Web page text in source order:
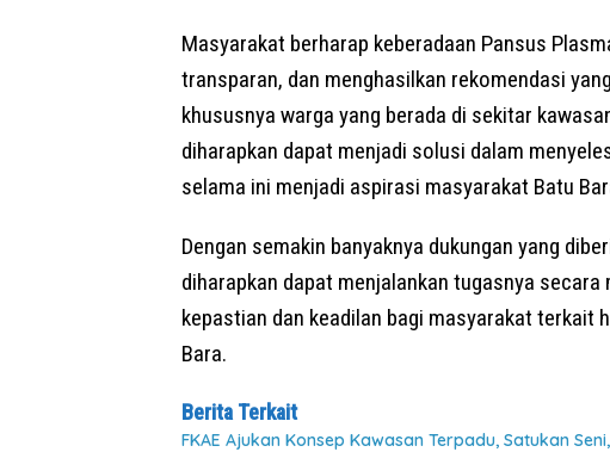
Masyarakat berharap keberadaan Pansus
transparan, dan menghasilkan rekomendasi
khususnya warga yang berada di sekitar
diharapkan dapat menjadi solusi dalam
selama ini menjadi aspirasi masyarakat Batu
Dengan semakin banyaknya dukungan yang
diharapkan dapat menjalankan tugasnya
kepastian dan keadilan bagi masyarakat terkait
Bara.
Berita Terkait
FKAE Ajukan Konsep Kawasan Terpadu, Satukan